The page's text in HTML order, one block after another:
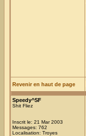
Revenir en haut de page
Speedy^SF
Shit Fliez
Inscrit le: 21 Mar 2003
Messages: 762
Localisation: Troyes